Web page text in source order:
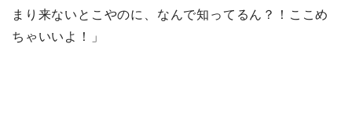
まり来ないとこやのに、なんで知ってるん？！ここめ
ちゃいいよ！」